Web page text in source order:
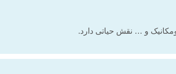
و … نقش حیاتی دارد.